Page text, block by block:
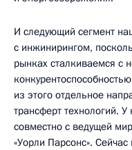
И следующий сегмент
с инжинирингом,
рынках сталкиваемся с
из этого отдельное
трансферт технологий.
совместно с ведущей
«Уорли Парсонс».